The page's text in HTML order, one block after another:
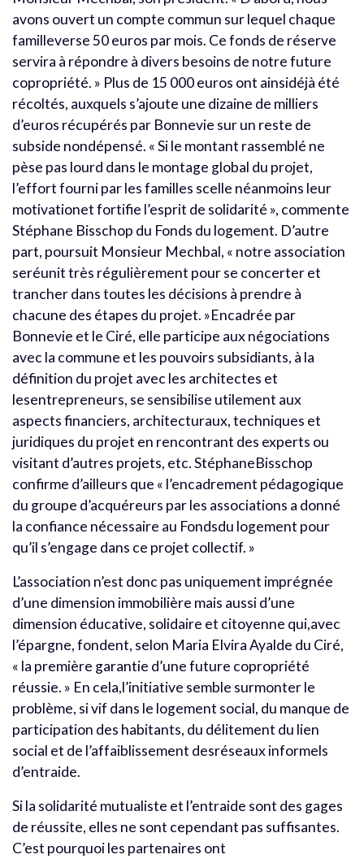
avons ouvert un compte commun sur lequel chaque
familleverse 50 euros par mois. Ce fonds de réserve
servira à répondre à divers besoins de notre future
copropriété. » Plus de 15 000 euros ont ainsidéjà été
récoltés, auxquels s’ajoute une dizaine de milliers
d’euros récupérés par Bonnevie sur un reste de
subside nondépensé. « Si le montant rassemblé ne
pèse pas lourd dans le montage global du projet,
l’effort fourni par les familles scelle néanmoins leur
motivationet fortifie l’esprit de solidarité », commente
Stéphane Bisschop du Fonds du logement. D’autre
part, poursuit Monsieur Mechbal, « notre association
seréunit très régulièrement pour se concerter et
trancher dans toutes les décisions à prendre à
chacune des étapes du projet. »Encadrée par
Bonnevie et le Ciré, elle participe aux négociations
avec la commune et les pouvoirs subsidiants, à la
définition du projet avec les architectes et
lesentrepreneurs, se sensibilise utilement aux
aspects financiers, architecturaux, techniques et
juridiques du projet en rencontrant des experts ou
visitant d’autres projets, etc. StéphaneBisschop
confirme d’ailleurs que « l’encadrement pédagogique
du groupe d’acquéreurs par les associations a donné
la confiance nécessaire au Fondsdu logement pour
qu’il s’engage dans ce projet collectif. »
L’association n’est donc pas uniquement imprégnée
d’une dimension immobilière mais aussi d’une
dimension éducative, solidaire et citoyenne qui,avec
l’épargne, fondent, selon Maria Elvira Ayalde du Ciré,
« la première garantie d’une future copropriété
réussie. » En cela,l’initiative semble surmonter le
problème, si vif dans le logement social, du manque de
participation des habitants, du délitement du lien
social et de l’affaiblissement desréseaux informels
d’entraide.
Si la solidarité mutualiste et l’entraide sont des gages
de réussite, elles ne sont cependant pas suffisantes.
C’est pourquoi les partenaires ont